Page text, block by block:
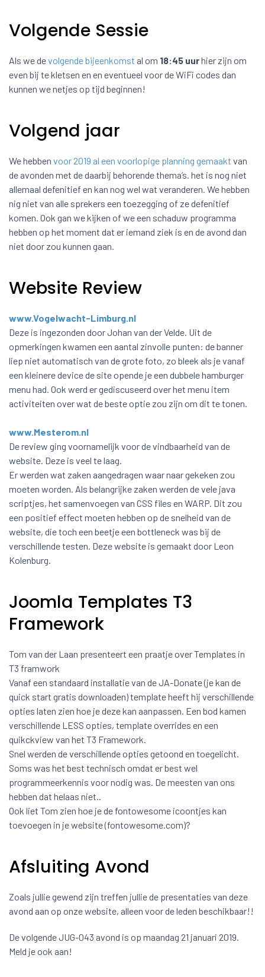
Volgende Sessie
Als we devolgende bijeenkomst al om 18:45 uurhier zijn om
even bij te kletsen en en eventueel voor de WiFi codes dan
kunnen we netjes op tijd beginnen!
Volgend jaar
We hebben voor 2019 al een voorlopige planning gemaakt van
de avonden met de daarbij behorende thema’s. het is nog niet
allemaal defenitief en kan nog wel wat veranderen. We hebben
nig niet van alle sprekers een toezegging of ze defenitief
komen. Ook gan we kijken of we een schaduw programma
hebben op het moment dat er iemand ziek is en de avond dan
niet door zou kunnen gaan.
Website Review
www.Vogelwacht-Limburg.nl
Deze is ingezonden door Johan van der Velde. Uit de
opmerkingen kwamen een aantal zinvolle punten: de banner
liep niet automatisch van de grote foto, zo bleek als je vanaf
een kleinere device de site opende je een dubbele hamburger
menu had. Ook werd er gediscuseerd over het menu item
activiteiten over wat de beste optie zou zijn om dit te tonen.
www.Mesterom.nl
De review ging voornamelijk voor de vindbaarheid van de
website. Deze is veel te laag.
Er werden wat zaken aangedragen waar naar gekeken zou
moeten worden. Als belangrijke zaken werden de vele java
scriptjes, het samenvoegen van CSS files en WARP. Dit zou
een positief effect moeten hebben op de snelheid van de
website, die toch een beetje een bottleneck was bij de
verschillende testen. Deze website is gemaakt door Leon
Kolenburg.
Joomla Templates T3
Framework
Tom van der Laan presenteert een praatje over Templates in
T3 framwork
Vanaf een standaard installatie van de JA-Donate (je kan de
quick start gratis downloaden) template heeft hij verschillende
opties laten zien hoe je deze kan aanpassen. Een bod kamen
verschillende LESS opties, template overrides en een
quikckview van het T3 Framework.
Snel werden de verschillende opties getoond en toegelicht.
Soms was het best technisch omdat er best wel
programmeerkennis voor nodig was. De meesten van ons
hebben dat helaas niet..
Ook liet Tom zien hoe je de fontowesome icoontjes kan
toevoegen in je website (fontowesome.com)?
Afsluiting Avond
Zoals jullie gewend zijn treffen jullie de presentaties van deze
avond aan op onze website, alleen voor de leden beschikbaar!!
De volgende JUG-043 avond is op maandag 21 januari 2019.
Meld je ook aan!